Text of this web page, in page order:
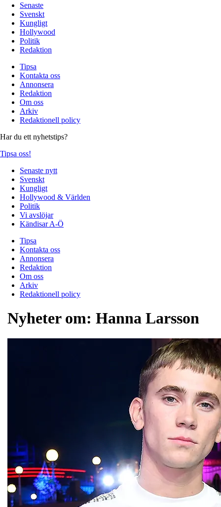
Senaste
Svenskt
Kungligt
Hollywood
Politik
Redaktion
Tipsa
Kontakta oss
Annonsera
Redaktion
Om oss
Arkiv
Redaktionell policy
Har du ett nyhetstips?
Tipsa oss!
Senaste nytt
Svenskt
Kungligt
Hollywood & Världen
Politik
Vi avslöjar
Kändisar A-Ö
Tipsa
Kontakta oss
Annonsera
Redaktion
Om oss
Arkiv
Redaktionell policy
Nyheter om: Hanna Larsson